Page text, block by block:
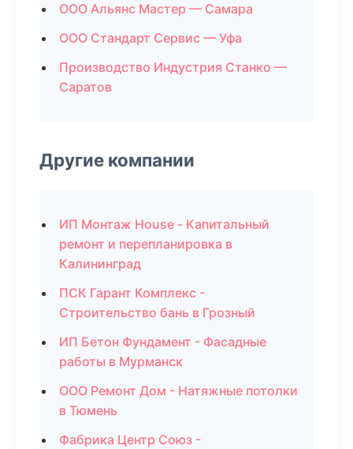
ООО Альянс Мастер — Самара
ООО Стандарт Сервис — Уфа
Производство Индустрия Станко —
Саратов
Другие компании
ИП Монтаж House - Капитальный
ремонт и перепланировка в
Калининград
ПСК Гарант Комплекс -
Строительство бань в Грозный
ИП Бетон Фундамент - Фасадные
работы в Мурманск
ООО Ремонт Дом - Натяжные потолки
в Тюмень
Фабрика Центр Союз -